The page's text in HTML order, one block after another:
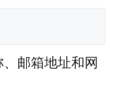
邮箱地址和网